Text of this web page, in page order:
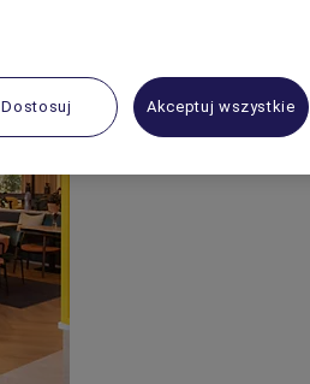
Dostosuj Akceptuj wszystkie